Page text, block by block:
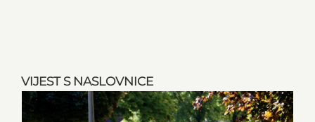
VIJEST S NASLOVNICE